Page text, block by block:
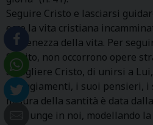
Seguire Cristo e lasciarsi
ecco la vita cristiana
la pienezza della vita. Per
Spirito, non occorrono opere
accogliere Cristo, di unirsi a
atteggiamenti, i suoi pensieri, i
misura della santità è data
raggiunge in noi, modellando